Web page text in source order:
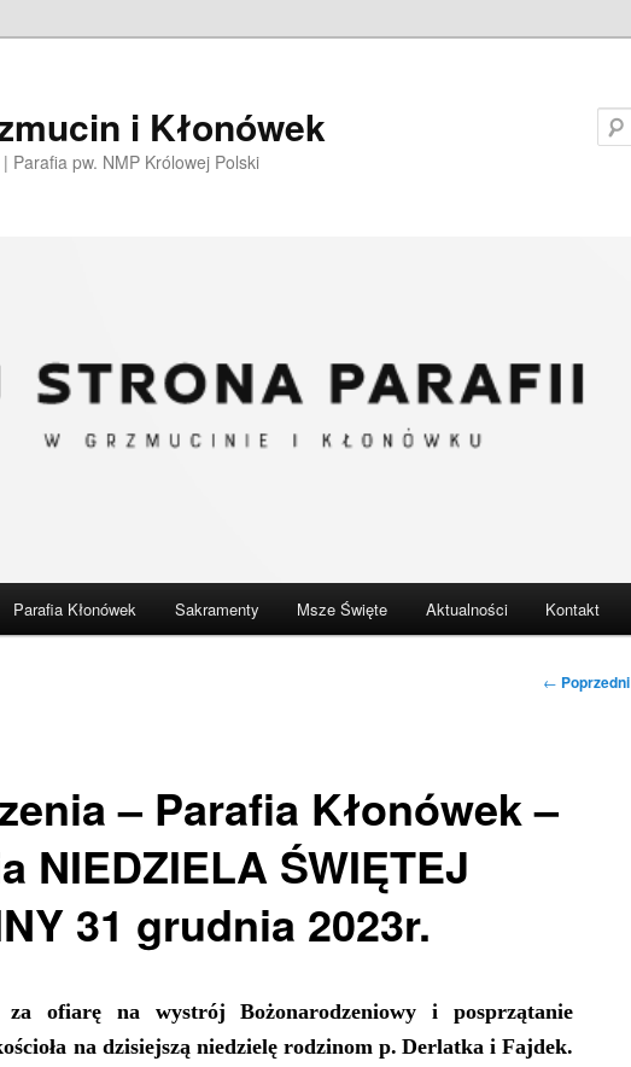
i Kłonówek
Parafia pw. NMP Królowej Polski
Parafia Kłonówek Sakramenty Msze Święte Aktualności Kontakt
Nawigacja
← Poprzedni
– Parafia Kłonówek –
NIEDZIELA ŚWIĘTEJ
31 grudnia 2023r.
za ofiarę na wystrój Bożonarodzeniowy iposprzątanie
na dzisiejszą niedzielę rodzinom p. Derlatka iFajdek.